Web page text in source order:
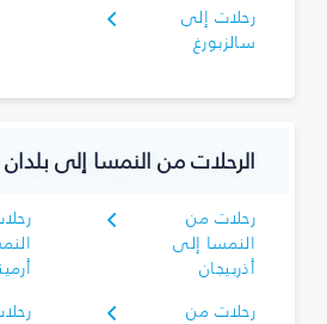
رحلات إلى
سالزبورغ
الرحلات من النمسا إلى
رحلات من
النمسا إلى
أذربيجان
رحلات من